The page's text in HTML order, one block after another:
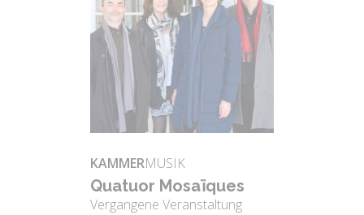
KAMMERMUSIK
Qua­tu­or Mosaïques
Vergangene Veranstaltung